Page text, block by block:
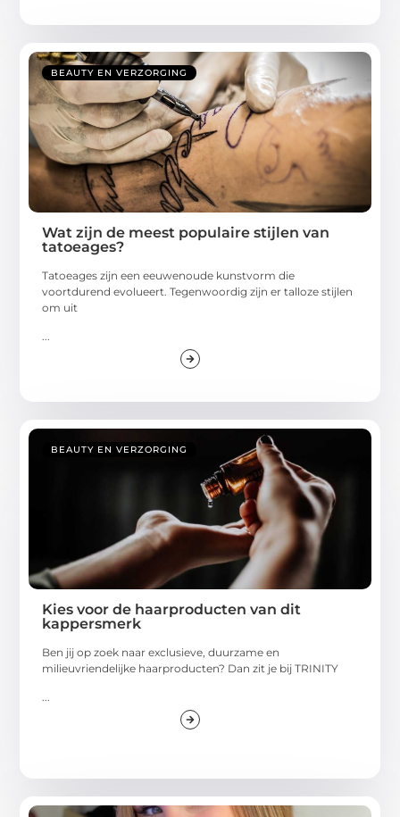
BEAUTY EN VERZORGING
Wat zijn de meest populaire stijlen van
tatoeages?
Tatoeages zijn een eeuwenoude kunstvorm die
voortdurend evolueert. Tegenwoordig zijn er talloze stijlen
om uit
...
BEAUTY EN VERZORGING
Kies voor de haarproducten van dit
kappersmerk
Ben jij op zoek naar exclusieve, duurzame en
milieuvriendelijke haarproducten? Dan zit je bij TRINITY
...